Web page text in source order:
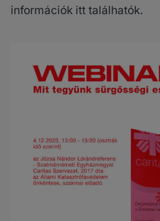
információk itt találhatók.